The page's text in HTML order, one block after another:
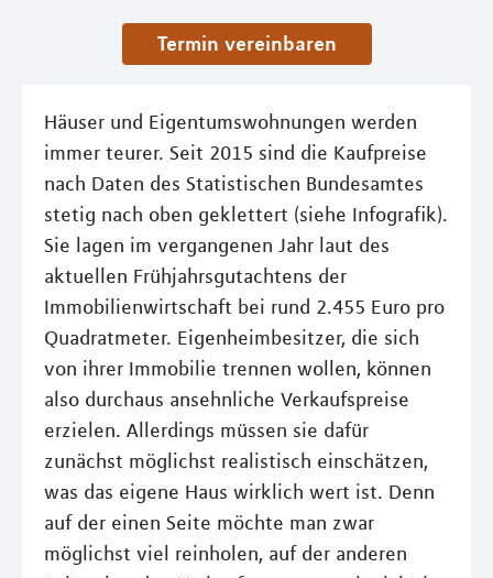
Termin vereinbaren
Häuser und Eigentumswohnungen werden
immer teurer. Seit 2015 sind die Kaufpreise
nach Daten des Statistischen Bundesamtes
stetig nach oben geklettert (siehe Infografik).
Sie lagen im vergangenen Jahr laut des
aktuellen Frühjahrsgutachtens der
Immobilienwirtschaft bei rund 2.455 Euro pro
Quadratmeter. Eigenheimbesitzer, die sich
von ihrer Immobilie trennen wollen, können
also durchaus ansehnliche Verkaufspreise
erzielen. Allerdings müssen sie dafür
zunächst möglichst realistisch einschätzen,
was das eigene Haus wirklich wert ist. Denn
auf der einen Seite möchte man zwar
möglichst viel reinholen, auf der anderen